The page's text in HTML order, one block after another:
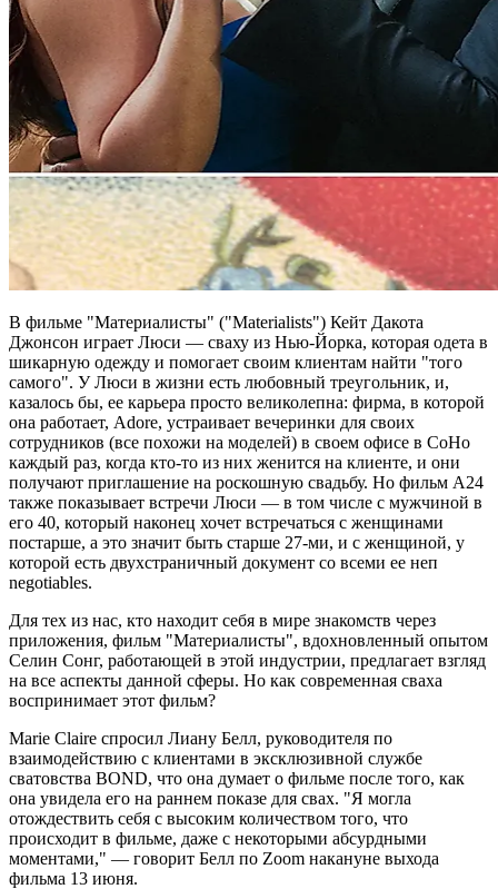
В фильме "Материалисты" ("Materialists") Кейт Дакота
Джонсон играет Люси — сваху из Нью-Йорка, которая одета в
шикарную одежду и помогает своим клиентам найти "того
самого". У Люси в жизни есть любовный треугольник, и,
казалось бы, ее карьера просто великолепна: фирма, в которой
она работает, Adore, устраивает вечеринки для своих
сотрудников (все похожи на моделей) в своем офисе в СоHo
каждый раз, когда кто-то из них женится на клиенте, и они
получают приглашение на роскошную свадьбу. Но фильм A24
также показывает встречи Люси — в том числе с мужчиной в
его 40, который наконец хочет встречаться с женщинами
постарше, а это значит быть старше 27-ми, и с женщиной, у
которой есть двухстраничный документ со всеми ее неп
negotiables.
Для тех из нас, кто находит себя в мире знакомств через
приложения, фильм "Материалисты", вдохновленный опытом
Селин Сонг, работающей в этой индустрии, предлагает взгляд
на все аспекты данной сферы. Но как современная сваха
воспринимает этот фильм?
Marie Claire спросил Лиану Белл, руководителя по
взаимодействию с клиентами в эксклюзивной службе
сватовства BOND, что она думает о фильме после того, как
она увидела его на раннем показе для свах. "Я могла
отождествить себя с высоким количеством того, что
происходит в фильме, даже с некоторыми абсурдными
моментами," — говорит Белл по Zoom накануне выхода
фильма 13 июня.